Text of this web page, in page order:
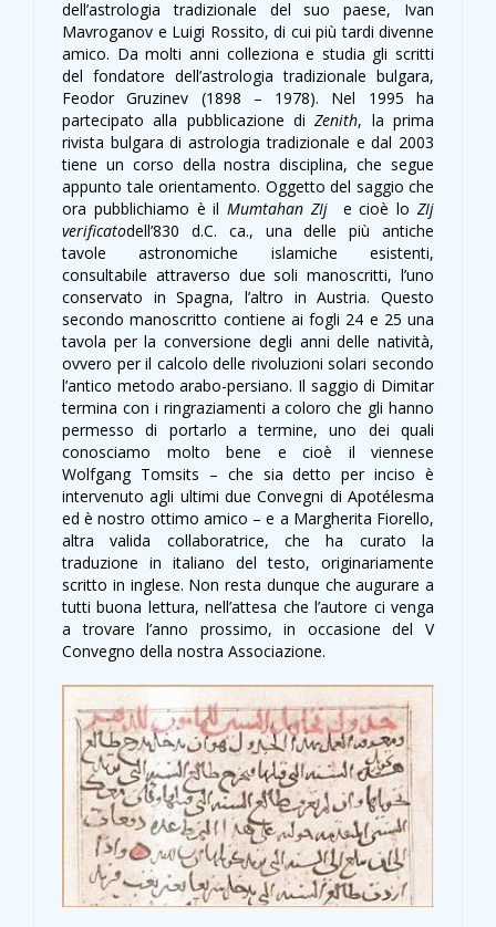
dell’astrologia tradizionale del suo paese, Ivan
Mavroganov e Luigi Rossito, di cui più tardi divenne
amico. Da molti anni colleziona e studia gli scritti
del fondatore dell’astrologia tradizionale bulgara,
Feodor Gruzinev (1898 – 1978). Nel 1995 ha
partecipato alla pubblicazione diZenith, la prima
rivista bulgara di astrologia tradizionale e dal 2003
tiene un corso della nostra disciplina, che segue
appunto tale orientamento. Oggetto del saggio che
ora pubblichiamo è ilMumtahan ZIj e cioè loZIj
verificatodell’830 d.C. ca., una delle più antiche
tavole astronomiche islamiche esistenti,
consultabile attraverso due soli manoscritti, l’uno
conservato in Spagna, l’altro in Austria. Questo
secondo manoscritto contiene ai fogli 24 e 25 una
tavola per la conversione degli anni delle natività,
ovvero per il calcolo delle rivoluzioni solari secondo
l’antico metodo arabo-persiano. Il saggio di Dimitar
termina con i ringraziamenti a coloro che gli hanno
permesso di portarlo a termine, uno dei quali
conosciamo molto bene e cioè il viennese
Wolfgang Tomsits – che sia detto per inciso è
intervenuto agli ultimi due Convegni di Apotélesma
ed è nostro ottimo amico – e a Margherita Fiorello,
altra valida collaboratrice, che ha curato la
traduzione in italiano del testo, originariamente
scritto in inglese. Non resta dunque che augurare a
tutti buona lettura, nell’attesa che l’autore ci venga
a trovare l’anno prossimo, in occasione del V
Convegno della nostra Associazione.